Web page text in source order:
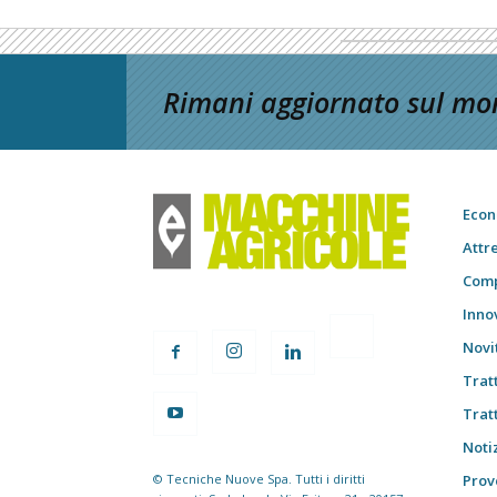
Rimani aggiornato sul
© Tecniche Nuove Spa. Tutti i diritti